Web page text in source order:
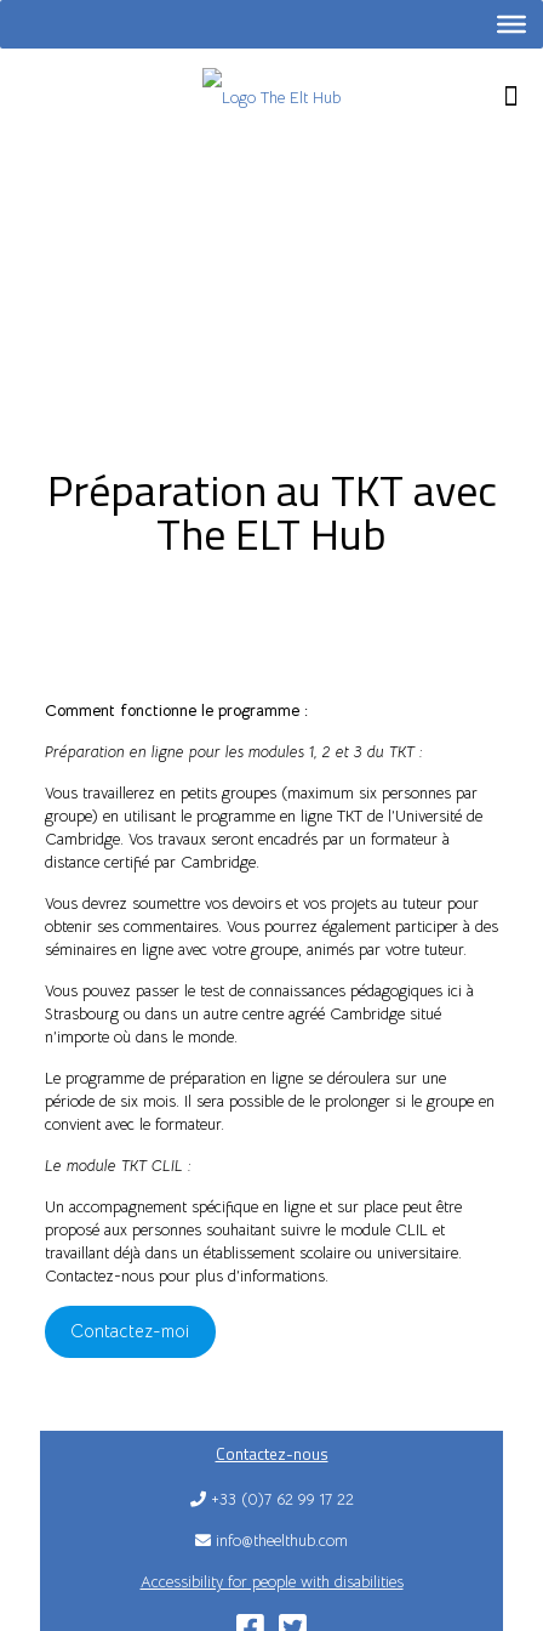
Préparation au TKT avec
The ELT Hub
Comment fonctionne le programme :
Préparation en ligne pour les modules 1, 2 et 3 du TKT :
Vous travaillerez en petits groupes (maximum six personnes par
groupe) en utilisant le programme en ligne TKT de l’Université de
Cambridge. Vos travaux seront encadrés par un formateur à
distance certifié par Cambridge.
Vous devrez soumettre vos devoirs et vos projets au tuteur pour
obtenir ses commentaires. Vous pourrez également participer à des
séminaires en ligne avec votre groupe, animés par votre tuteur.
Vous pouvez passer le test de connaissances pédagogiques ici à
Strasbourg ou dans un autre centre agréé Cambridge situé
n’importe où dans le monde.
Le programme de préparation en ligne se déroulera sur une
période de six mois. Il sera possible de le prolonger si le groupe en
convient avec le formateur.
Le module TKT CLIL :
Un accompagnement spécifique en ligne et sur place peut être
proposé aux personnes souhaitant suivre le module CLIL et
travaillant déjà dans un établissement scolaire ou universitaire.
Contactez-nous pour plus d’informations.
Contactez-moi
Contactez-nous
+33 (0)7 62 99 17 22
info@theelthub.com
Accessibility for people with disabilities